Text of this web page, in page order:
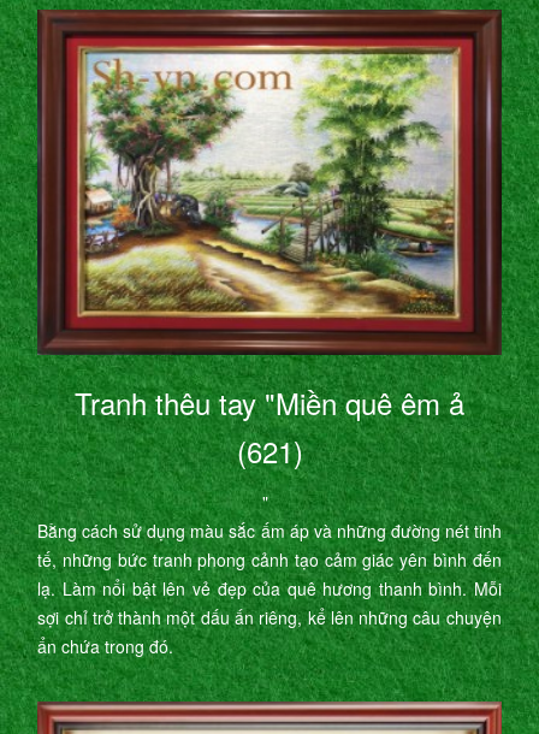
Tranh thêu tay "Miền quê êm ả
(621)
"
Bằng cách sử dụng màu sắc ấm áp và những đường nét tinh
tế, những bức tranh phong cảnh tạo cảm giác yên bình đến
lạ. Làm nổi bật lên vẻ đẹp của quê hương thanh bình. Mỗi
sợi chỉ trở thành một dấu ấn riêng, kể lên những câu chuyện
ẩn chứa trong đó.